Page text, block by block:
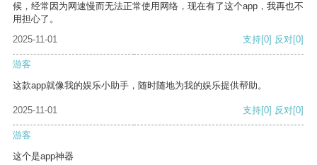
候，经常因为网速慢而无法正常使用网络，现在有了这个app，我再也不
用担心了。
2025-11-01
支持[0] 反对[0]
游客
这款app就像我的娱乐小助手，随时随地为我的娱乐提供帮助。
2025-11-01 支持[0] 反对[0]
游客
这个是app神器